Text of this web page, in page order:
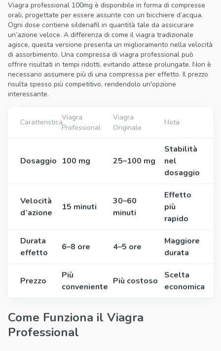
Viagra professional 100mg è disponibile in forma di compresse
orali, progettate per essere assunte con un bicchiere d’acqua.
Ogni dose contiene sildenafil in quantità tale da assicurare
un’azione veloce. A differenza di come il viagra tradizionale
agisce, questa versione presenta un miglioramento nella velocità
di assorbimento. Una compressa di viagra professional può
offrire risultati in tempi ridotti, evitando attese prolungate. Non è
necessario assumere più di una compressa per effetto. Il prezzo
risulta spesso più competitivo, rendendolo un'opzione
interessante.
Caratteristica
Viagra
Professional
Viagra
Originale
Nota
Dosaggio 100 mg 25–100 mg
Stabilità
nel
dosaggio
Velocità
d’azione
15 minuti
30–60
minuti
Effetto
più
rapido
Durata
effetto
6–8 ore 4–5 ore
Maggiore
durata
Prezzo
Più
conveniente
Più costoso
Scelta
economica
Come Funziona il Viagra
Professional